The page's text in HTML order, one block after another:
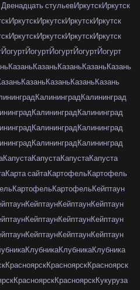
стульевИркутскИркутск
ИркутскИркутскИркутскИркутск
ИркутскИркутскИркутскИркутск
ЙогуртЙогуртЙогуртЙогуртЙогурт
КазаньКазаньКазаньКазаньКазань
КазаньКазаньКазаньКазань
КалининградКалининград
КалининградКалининград
КалининградКалининград
КалининградКалининград
КапустаКапустаКапустаКапуста
Карта сайтаКартофельКартофель
КартофельКартофельКейптаун
КейптаунКейптаунКейптаун
КейптаунКейптаунКейптаун
КейптаунКейптаунКейптаун
КлубникаКлубникаКлубника
КрасноярскКрасноярскКрасноярск
КрасноярскКрасноярскКукуруза